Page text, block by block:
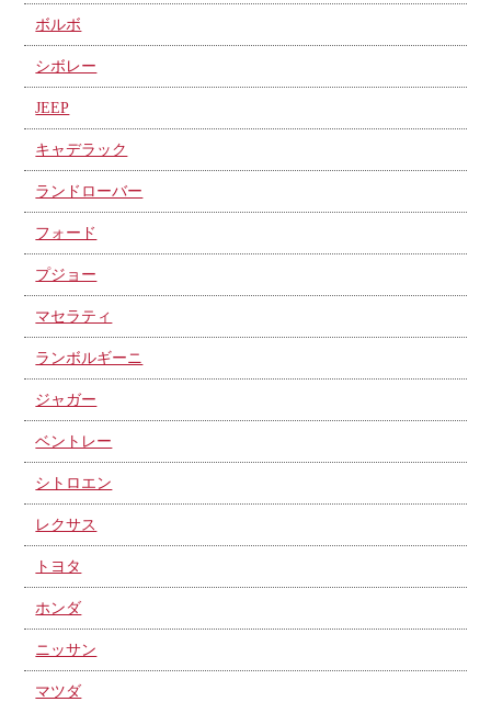
ボルボ
シボレー
JEEP
キャデラック
ランドローバー
フォード
プジョー
マセラティ
ランボルギーニ
ジャガー
ベントレー
シトロエン
レクサス
トヨタ
ホンダ
ニッサン
マツダ